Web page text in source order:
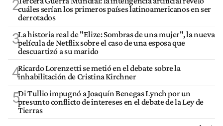
2cuáles serían los primeros países latinoamericanos en ser
derrotados
3La historia real de "Elize: Sombras de una mujer", la nueva
película de Netflix sobre el caso de una esposa que
descuartizó a su marido
4Ricardo Lorenzetti se metió en el debate sobre la
inhabilitación de Cristina Kirchner
5Di Tullio impugnó a Joaquín Benegas Lynch por un
presunto conflicto de intereses en el debate de la Ley de
Tierras